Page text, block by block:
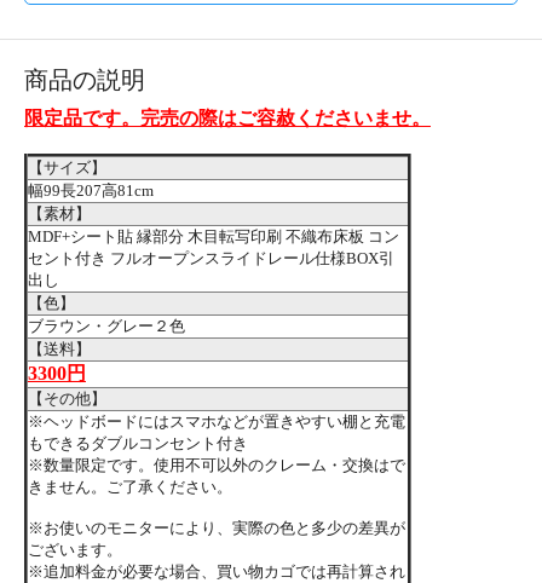
商品の説明
限定品です。完売の際はご容赦くださいませ。
【サイズ】
幅99長207高81cm
【素材】
MDF+シート貼 縁部分 木目転写印刷 不織布床板 コン
セント付き フルオープンスライドレール仕様BOX引
出し
【色】
ブラウン・グレー２色
【送料】
3300円
【その他】
※ヘッドボードにはスマホなどが置きやすい棚と充電
もできるダブルコンセント付き
※数量限定です。使用不可以外のクレーム・交換はで
きません。ご了承ください。
※お使いのモニターにより、実際の色と多少の差異が
ございます。
※追加料金が必要な場合、買い物カゴでは再計算され